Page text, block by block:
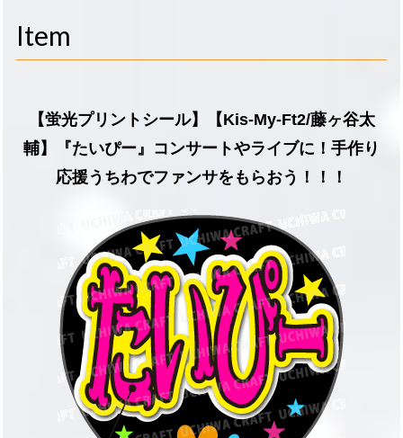
Item
【蛍光プリントシール】【Kis-My-Ft2/藤ヶ谷太
輔】『たいぴー』コンサートやライブに！手作り
応援うちわでファンサをもらおう！！！